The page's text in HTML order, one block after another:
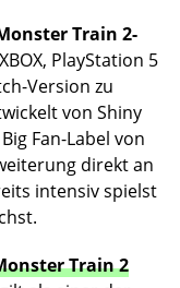
Train 2-
PlayStation 5
Version zu
von Shiny
Fan-Label von
direkt an
intensiv spielst
Train 2